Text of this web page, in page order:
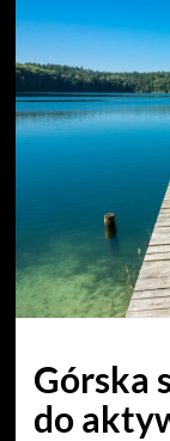
Górska
do